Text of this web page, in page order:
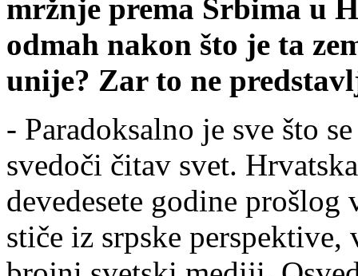
mržnje prema Srbima u
odmah nakon što je ta
unije? Zar to ne
- Paradoksalno je sve što
svedoči čitav svet.
devedesete godine
stiče iz srpske